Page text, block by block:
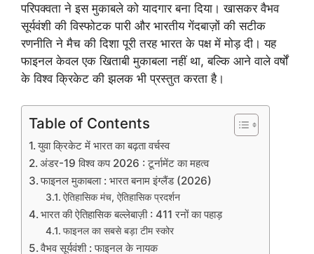
परिपक्वता ने इस मुकाबले को यादगार बना दिया। खासकर वैभव
सूर्यवंशी की विस्फोटक पारी और भारतीय गेंदबाज़ों की सटीक
रणनीति ने मैच की दिशा पूरी तरह भारत के पक्ष में मोड़ दी। यह
फाइनल केवल एक खिताबी मुकाबला नहीं था, बल्कि आने वाले वर्षों
के विश्व क्रिकेट की झलक भी प्रस्तुत करता है।
Table of Contents
युवा क्रिकेट में भारत का बढ़ता वर्चस्व
अंडर-19 विश्व कप 2026 : टूर्नामेंट का महत्व
फाइनल मुकाबला : भारत बनाम इंग्लैंड (2026)
ऐतिहासिक मंच, ऐतिहासिक प्रदर्शन
भारत की ऐतिहासिक बल्लेबाज़ी : 411 रनों का पहाड़
फाइनल का सबसे बड़ा टीम स्कोर
वैभव सूर्यवंशी : फाइनल के नायक